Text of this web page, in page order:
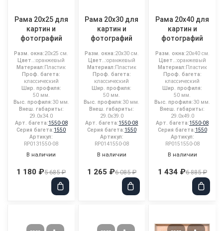
Рама 20x25 для
картин и
фотографий
Разм. окна:20x25 см.
Цвет..:оранжевый
Материал:Пластик
Проф. багета:
классический
Шир. профиля:
50 мм.
Выс. профиля:30 мм.
Внеш. габариты:
29.0x34.0
Арт. багета:1550-08
Серия багета:1550
Артикул:
RP0131550-08
В наличии
1 180 ₽5 685 ₽
Рама 20x30 для
картин и
фотографий
Разм. окна:20x30 см.
Цвет..:оранжевый
Материал:Пластик
Проф. багета:
классический
Шир. профиля:
50 мм.
Выс. профиля:30 мм.
Внеш. габариты:
29.0x39.0
Арт. багета:1550-08
Серия багета:1550
Артикул:
RP0141550-08
В наличии
1 265 ₽6 085 ₽
Рама 20x40 для
картин и
фотографий
Разм. окна:20x40 см.
Цвет..:оранжевый
Материал:Пластик
Проф. багета:
классический
Шир. профиля:
50 мм.
Выс. профиля:30 мм.
Внеш. габариты:
29.0x49.0
Арт. багета:1550-08
Серия багета:1550
Артикул:
RP0151550-08
В наличии
1 434 ₽6 885 ₽